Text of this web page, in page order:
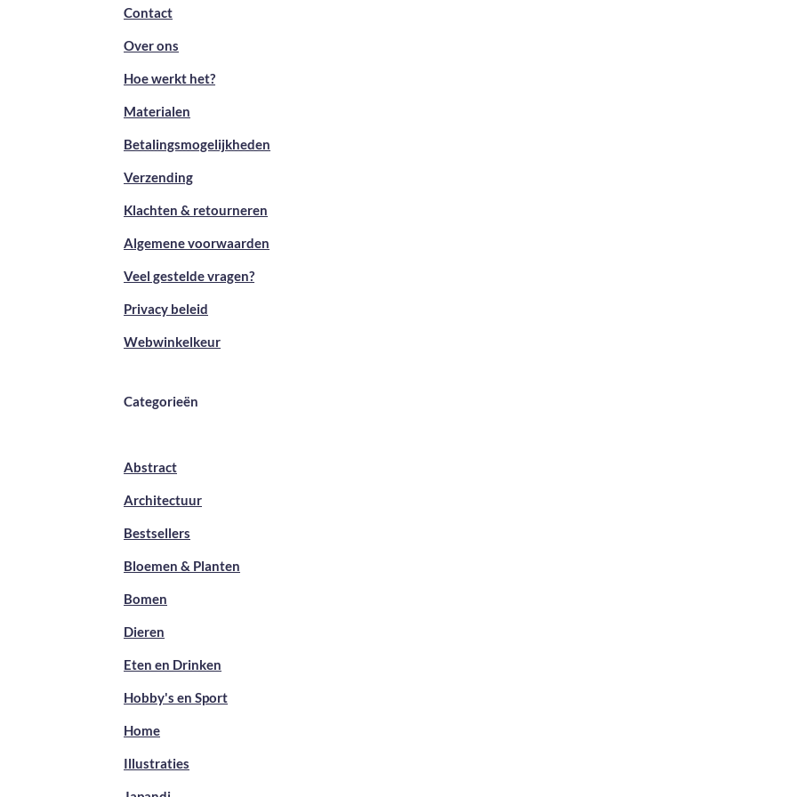
Contact
Over ons
Hoe werkt het?
Materialen
Betalingsmogelijkheden
Verzending
Klachten & retourneren
Algemene voorwaarden
Veel gestelde vragen?
Privacy beleid
Webwinkelkeur
Categorieën
Abstract
Architectuur
Bestsellers
Bloemen & Planten
Bomen
Dieren
Eten en Drinken
Hobby's en Sport
Home
Illustraties